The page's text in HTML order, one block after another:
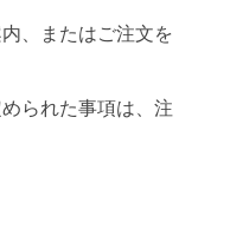
、またはご注文を
られた事項は、注